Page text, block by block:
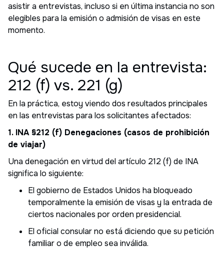
asistir a entrevistas, incluso si en última instancia no son
elegibles para la emisión o admisión de visas en este
momento.
Qué sucede en la entrevista:
212 (f) vs. 221 (g)
En la práctica, estoy viendo dos resultados principales
en las entrevistas para los solicitantes afectados:
1. INA §212 (f) Denegaciones (casos de prohibición
de viajar)
Una denegación en virtud del artículo 212 (f) de INA
significa lo siguiente:
El gobierno de Estados Unidos ha bloqueado
temporalmente la emisión de visas y la entrada de
ciertos nacionales por orden presidencial.
El oficial consular no está diciendo que su petición
familiar o de empleo sea inválida.